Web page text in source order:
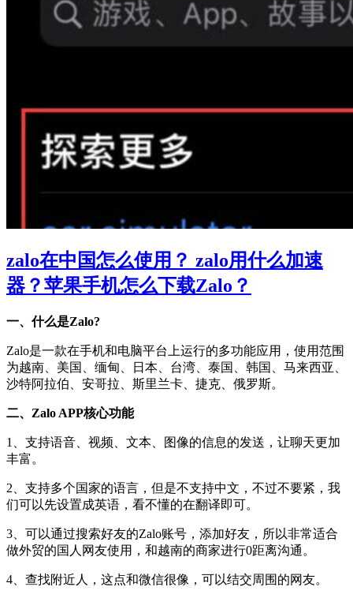
zalo在中国怎么使用？ zalo用什么加速
器？苹果手机怎么下载Zalo？
一、什么是Zalo?
Zalo是一款在手机和电脑平台上运行的多功能应用，使用范围
为越南、美国、缅甸、日本、台湾、泰国、韩国、马来西亚、
沙特阿拉伯、安哥拉、斯里兰卡、捷克、俄罗斯。
二、Zalo APP核心功能
1、支持语音、视频、文本、图像的信息的发送，让聊天更加
丰富。
2、支持多个国家的语言，但是不支持中文，不过不要紧，我
们可以先设置成英语，看不懂的在翻译即可。
3、可以通过搜索好友的Zalo账号，添加好友，所以非常适合
做外贸的国人网友使用，和越南的商家进行0距离沟通。
4、查找附近人，这点和微信很像，可以结交周围的网友。